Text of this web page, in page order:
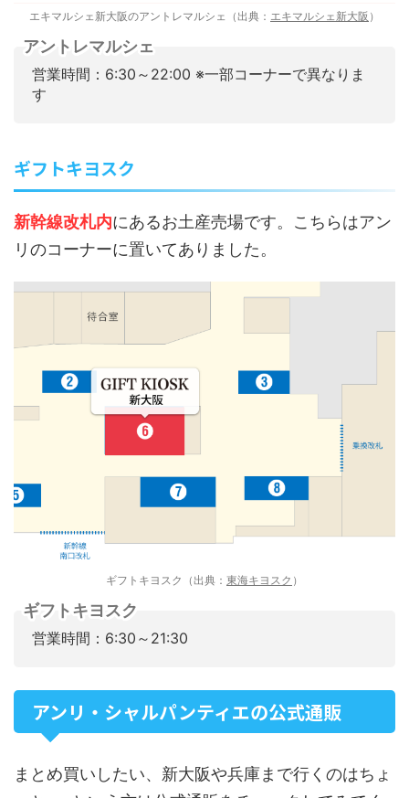
エキマルシェ新大阪のアントレマルシェ（出典： エキマルシェ新大阪 ）
アントレマルシェ
営業時間：6:30～22:00 ※一部コーナーで異なりま
す
ギフトキヨスク
新幹線改札内にあるお土産売場です。こちらはアン
リのコーナーに置いてありました。
ギフトキヨスク（出典： 東海キヨスク ）
ギフトキヨスク
営業時間：6:30～21:30
アンリ・シャルパンティエの公式通販
まとめ買いしたい、新大阪や兵庫まで行くのはちょ